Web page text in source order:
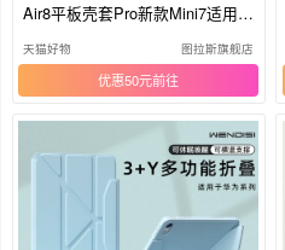
Air8平板壳套Pro新款Mini7适用苹
果11代7外壳13寸5带笔槽4防弯M
ini6支架2025专
天猫好物 图拉斯旗舰店
优惠50元